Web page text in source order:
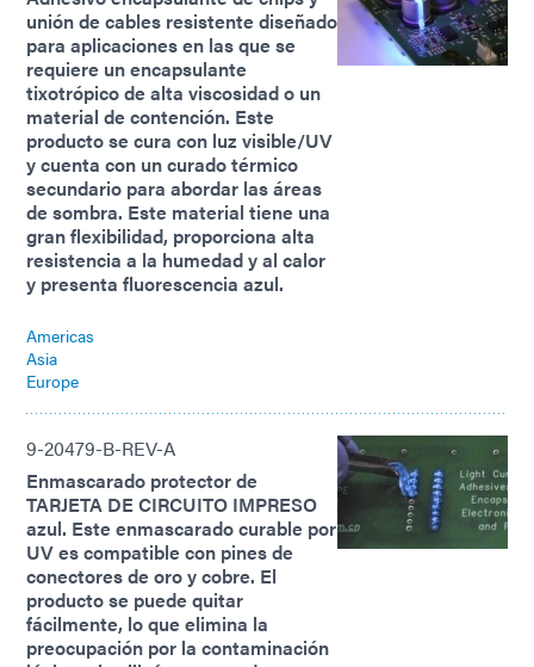
unión de cables resistente diseñado
para aplicaciones en las que se
requiere un encapsulante
tixotrópico de alta viscosidad o un
material de contención. Este
producto se cura con luz visible/UV
y cuenta con un curado térmico
secundario para abordar las áreas
de sombra. Este material tiene una
gran flexibilidad, proporciona alta
resistencia a la humedad y al calor
y presenta fluorescencia azul.
Americas
Asia
Europe
9-20479-B-REV-A
Enmascarado protector de
TARJETA DE CIRCUITO IMPRESO
azul. Este enmascarado curable por
UV es compatible con pines de
conectores de oro y cobre. El
producto se puede quitar
fácilmente, lo que elimina la
preocupación por la contaminación